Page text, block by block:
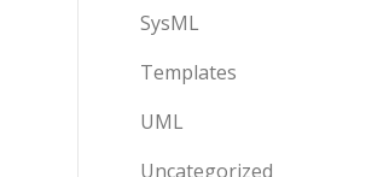
SysML
Templates
UML
Uncategorized